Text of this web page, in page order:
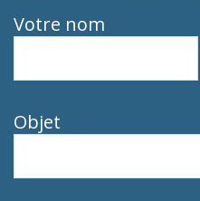
Votre nom
Objet